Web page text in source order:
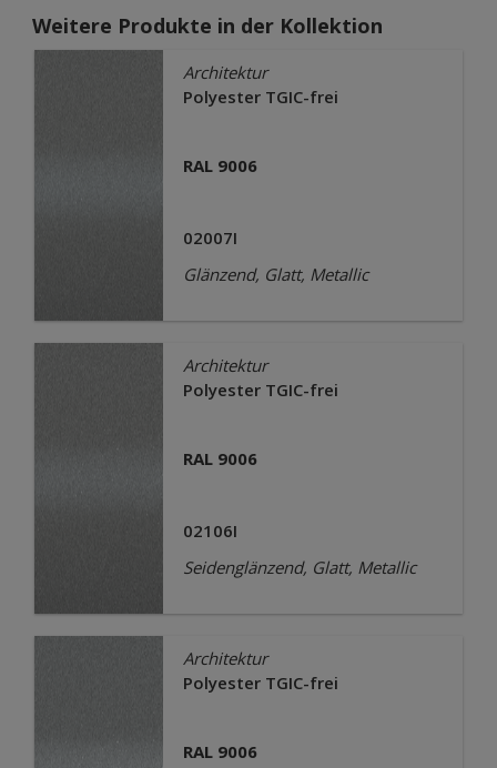
Weitere Produkte in der Kollektion
Architektur
Polyester TGIC-frei
RAL 9006
02007I
Glänzend, Glatt, Metallic
Architektur
Polyester TGIC-frei
RAL 9006
02106I
Seidenglänzend, Glatt, Metallic
Architektur
Polyester TGIC-frei
RAL 9006